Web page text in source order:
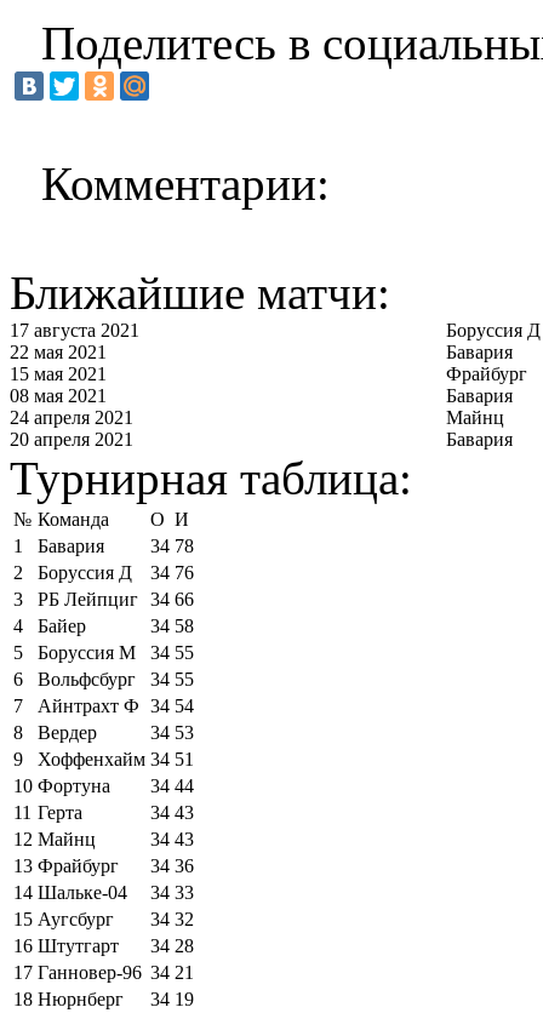
Поделитесь в
Комментарии:
Ближайшие матчи:
17 августа 2021
Боруссия Д
22 мая 2021
Бавария
15 мая 2021
Фрайбург
08 мая 2021
Бавария
24 апреля 2021
Майнц
20 апреля 2021
Бавария
Турнирная таблица:
№ Команда О И
1
Бавария 34 78
2
Боруссия Д 34 76
3
РБ Лейпциг 34 66
4
Байер 34 58
5
Боруссия М 34 55
6
Вольфсбург 34 55
7
Айнтрахт Ф 34 54
8
Вердер 34 53
9
Хоффенхайм 34 51
10 Фортуна 34 44
11 Герта 34 43
12 Майнц 34 43
13 Фрайбург 34 36
14 Шальке-04 34 33
15 Аугсбург 34 32
16 Штутгарт 34 28
17 Ганновер-96 34 21
18 Нюрнберг 34 19